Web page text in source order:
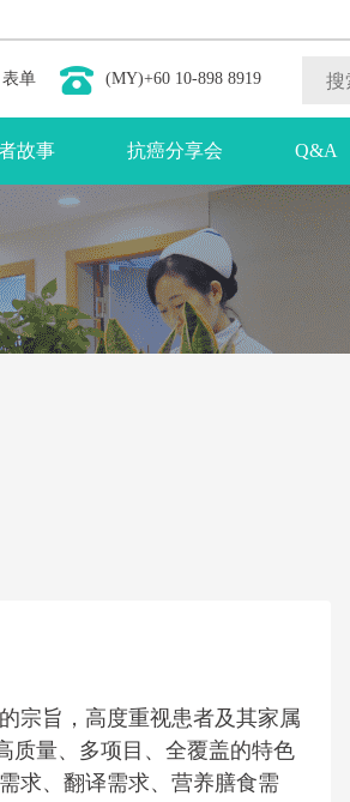
表单 (MY)+60 10-898 8919
故事 抗癌分享会 Q&A
宗旨，高度重视患者及其家属
质量、多项目、全覆盖的特色
求、翻译需求、营养膳食需